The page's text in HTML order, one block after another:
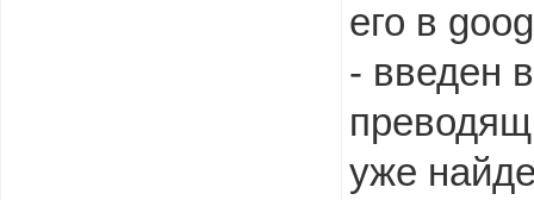
его в
- введен
уже